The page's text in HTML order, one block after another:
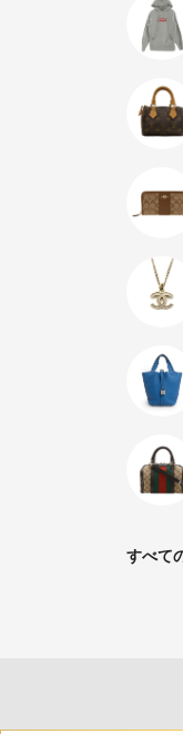
すべて